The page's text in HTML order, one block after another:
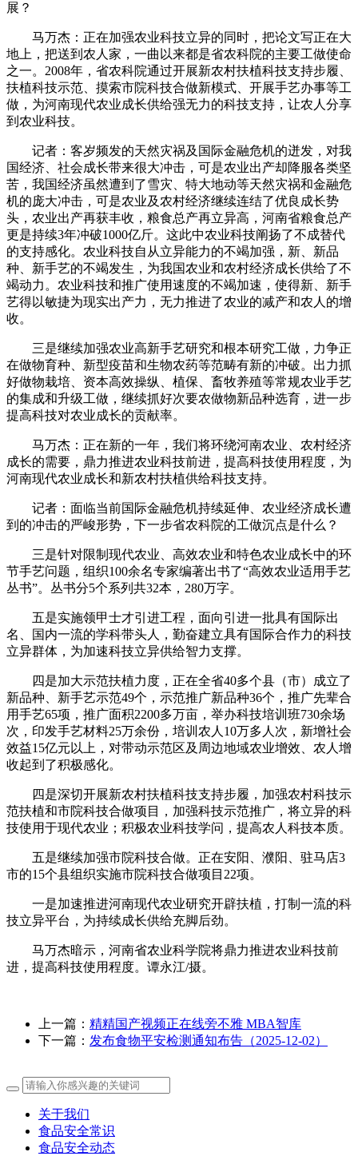
展？
马万杰：正在加强农业科技立异的同时，把论文写正在大
地上，把送到农人家，一曲以来都是省农科院的主要工做使命
之一。2008年，省农科院通过开展新农村扶植科技支持步履、
扶植科技示范、摸索市院科技合做新模式、开展手艺办事等工
做，为河南现代农业成长供给强无力的科技支持，让农人分享
到农业科技。
记者：客岁频发的天然灾祸及国际金融危机的迸发，对我
国经济、社会成长带来很大冲击，可是农业出产却降服各类坚
苦，我国经济虽然遭到了雪灾、特大地动等天然灾祸和金融危
机的庞大冲击，可是农业及农村经济继续连结了优良成长势
头，农业出产再获丰收，粮食总产再立异高，河南省粮食总产
更是持续3年冲破1000亿斤。这此中农业科技阐扬了不成替代
的支持感化。农业科技自从立异能力的不竭加强，新、新品
种、新手艺的不竭发生，为我国农业和农村经济成长供给了不
竭动力。农业科技和推广使用速度的不竭加速，使得新、新手
艺得以敏捷为现实出产力，无力推进了农业的减产和农人的增
收。
三是继续加强农业高新手艺研究和根本研究工做，力争正
在做物育种、新型疫苗和生物农药等范畴有新的冲破。出力抓
好做物栽培、资本高效操纵、植保、畜牧养殖等常规农业手艺
的集成和升级工做，继续抓好次要农做物新品种选育，进一步
提高科技对农业成长的贡献率。
马万杰：正在新的一年，我们将环绕河南农业、农村经济
成长的需要，鼎力推进农业科技前进，提高科技使用程度，为
河南现代农业成长和新农村扶植供给科技支持。
记者：面临当前国际金融危机持续延伸、农业经济成长遭
到的冲击的严峻形势，下一步省农科院的工做沉点是什么？
三是针对限制现代农业、高效农业和特色农业成长中的环
节手艺问题，组织100余名专家编著出书了“高效农业适用手艺
丛书”。丛书分5个系列共32本，280万字。
五是实施领甲士才引进工程，面向引进一批具有国际出
名、国内一流的学科带头人，勤奋建立具有国际合作力的科技
立异群体，为加速科技立异供给智力支撑。
四是加大示范扶植力度，正在全省40多个县（市）成立了
新品种、新手艺示范49个，示范推广新品种36个，推广先辈合
用手艺65项，推广面积2200多万亩，举办科技培训班730余场
次，印发手艺材料25万余份，培训农人10万多人次，新增社会
效益15亿元以上，对带动示范区及周边地域农业增效、农人增
收起到了积极感化。
四是深切开展新农村扶植科技支持步履，加强农村科技示
范扶植和市院科技合做项目，加强科技示范推广，将立异的科
技使用于现代农业；积极农业科技学问，提高农人科技本质。
五是继续加强市院科技合做。正在安阳、濮阳、驻马店3
市的15个县组织实施市院科技合做项目22项。
一是加速推进河南现代农业研究开辟扶植，打制一流的科
技立异平台，为持续成长供给充脚后劲。
马万杰暗示，河南省农业科学院将鼎力推进农业科技前
进，提高科技使用程度。谭永江/摄。
上一篇： 精精国产视频正在线旁不雅 MBA智库
下一篇： 发布食物平安检测通知布告（2025-12-02）
关于我们
食品安全常识
食品安全动态